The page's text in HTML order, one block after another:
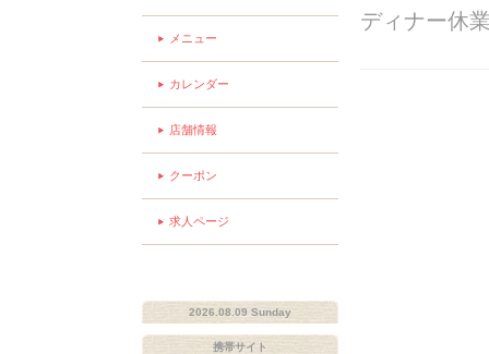
ディナー休
メニュー
カレンダー
店舗情報
クーポン
求人ページ
2026.08.09 Sunday
携帯サイト